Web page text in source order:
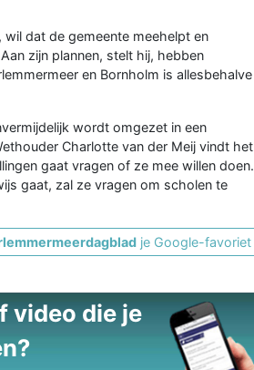
dat de gemeente meehelpt en
zijn plannen, stelt hij, hebben
en Bornholm is allesbehalve
wordt omgezet in een
Charlotte van der Meij vindt het
gaat vragen of ze mee willen doen.
gaat, zal ze vragen om scholen te
je Google-favoriet
video die je